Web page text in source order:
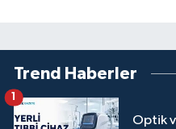
Trend Haberler
Optik
1